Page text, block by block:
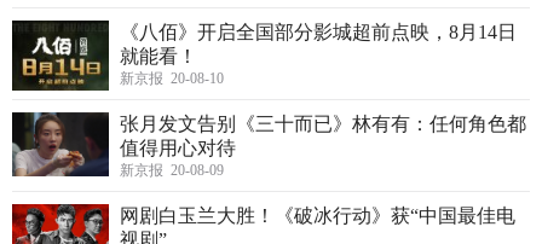
《八佰》开启全国部分影城超前点映，8月14日
就能看！
新京报 20-08-10
张月发文告别《三十而已》林有有：任何角色都
值得用心对待
新京报 20-08-09
网剧白玉兰大胜！《破冰行动》获“中国最佳电
视剧”